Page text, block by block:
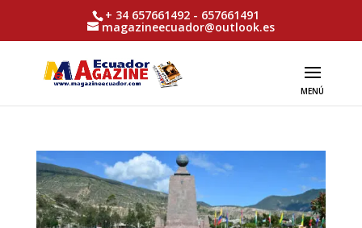
+ 34 657661492 - 657661491
magazineecuador@outlook.es